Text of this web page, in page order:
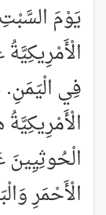
يَوْمَ
فِي
الْأَحْمَرِ